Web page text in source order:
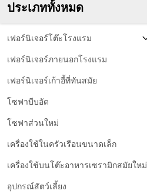
ประเภททั้งหมด
เฟอร์นิเจอร์โต๊ะโรงแรม
เฟอร์นิเจอร์ภายนอกโรงแรม
เฟอร์นิเจอร์เก้าอี้ที่ทันสมัย
โซฟาบีบอัด
โซฟาส่วนใหม่
เครื่องใช้ในครัวเรือนขนาดเล็ก
เครื่องใช้บนโต๊ะอาหารเซรามิกสมัยใหม่
อุปกรณ์สัตว์เลี้ยง